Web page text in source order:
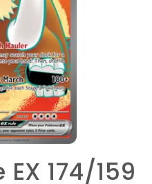
174/159